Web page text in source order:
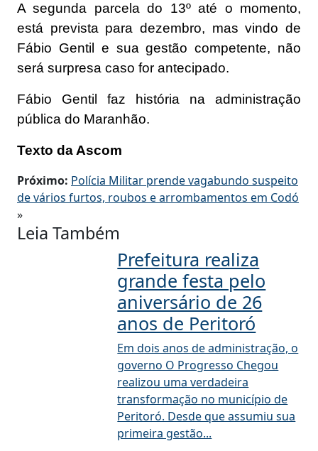
A segunda parcela do 13º até o momento,
está prevista para dezembro, mas vindo de
Fábio Gentil e sua gestão competente, não
será surpresa caso for antecipado.
Fábio Gentil faz história na administração
pública do Maranhão.
Texto da Ascom
Próximo: Polícia Militar prende vagabundo suspeito
de vários furtos, roubos e arrombamentos em Codó
»
Leia Também
Prefeitura realiza
grande festa pelo
aniversário de 26
anos de Peritoró
Em dois anos de administração, o
governo O Progresso Chegou
realizou uma verdadeira
transformação no município de
Peritoró. Desde que assumiu sua
primeira gestão...